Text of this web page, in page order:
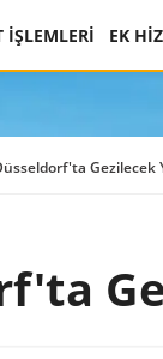
İŞLEMLERİ EK
Gezilecek